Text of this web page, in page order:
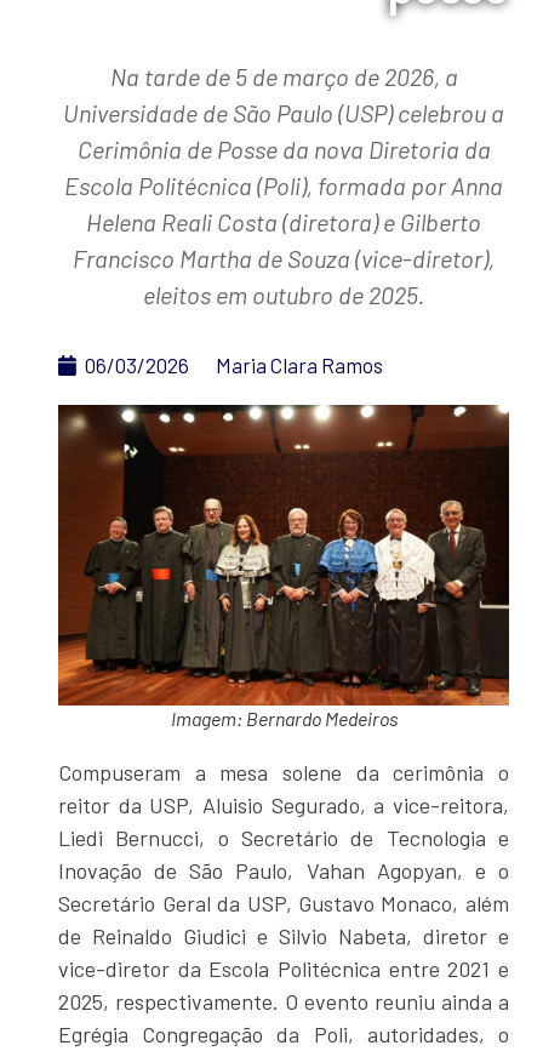
Na tarde de 5 de março de 2026, a
Universidade de São Paulo (USP) celebrou a
Cerimônia de Posse da nova Diretoria da
Escola Politécnica (Poli), formada por Anna
Helena Reali Costa (diretora) e Gilberto
Francisco Martha de Souza (vice-diretor),
eleitos em outubro de 2025.
06/03/2026 Maria Clara Ramos
Imagem: Bernardo Medeiros
Compuseram a mesa solene da cerimônia o
reitor da USP, Aluisio Segurado, a vice-reitora,
Liedi Bernucci, o Secretário de Tecnologia e
Inovação de São Paulo, Vahan Agopyan, e o
Secretário Geral da USP, Gustavo Monaco, além
de Reinaldo Giudici e Silvio Nabeta, diretor e
vice-diretor da Escola Politécnica entre 2021 e
2025, respectivamente. O evento reuniu ainda a
Egrégia Congregação da Poli, autoridades, o